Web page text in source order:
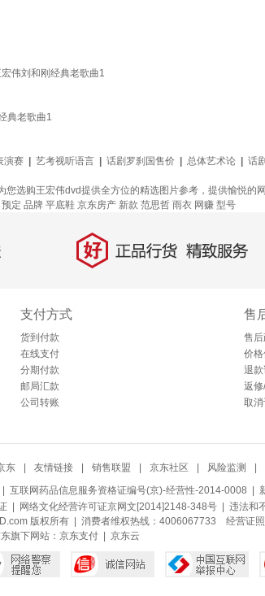
伟刘和刚经典老歌曲1
典老歌曲1
演赛 艺考视听语言 话剧罗刹国售价 总体艺术论
话
选购王宏伟dvd提供全方位的精选图片参考，提供愉悦的
预定 品牌 平底鞋 京东房产 新款 范思哲 雨衣 网赚 型号
好 正品行货，精致服务
支付方式
货到付款
在线支付
分期付款
邮局汇款
公司转账
售
售
价
退款
返
取
东 友情链接 销售联盟 京东社区 风险监测
互联网药品信息服务资格证编号(京)-经营性-2014-0008 |
| 网络文化经营许可证京网文[2014]2148-348号| 违法和
版权所有 | 消费者维权热线：4006067733 经营证照
旗下网站： 京东支付| 京东云